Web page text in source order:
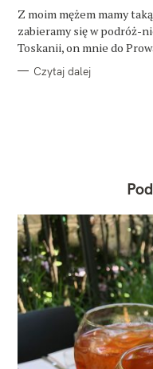
I
E
Z moim mężem mamy
zabieramy się w podróż-
Toskanii, on mnie do
Czytaj dalej